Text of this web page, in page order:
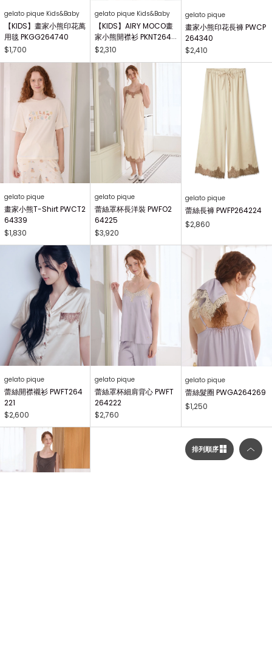
gelato pique Kids&Baby
【KIDS】畫家小熊印花萬
用毯 PKGG264740
$1,700
gelato pique Kids&Baby
【KIDS】AIRY MOCO畫
家小熊開襟衫 PKNT2644
63
$2,310
gelato pique
畫家小熊印花長褲 PWCP
264340
$2,410
gelato pique
畫家小熊T-Shirt PWCT2
64339
$1,830
gelato pique
蕾絲罩杯長洋裝 PWFO2
64225
$3,920
gelato pique
蕾絲長褲 PWFP264224
$2,860
gelato pique
蕾絲開襟襯衫 PWFT264
221
$2,600
gelato pique
蕾絲罩杯細肩背心 PWFT
264222
$2,760
gelato pique
蕾絲髮圈 PWGA264269
$1,250
排列順序